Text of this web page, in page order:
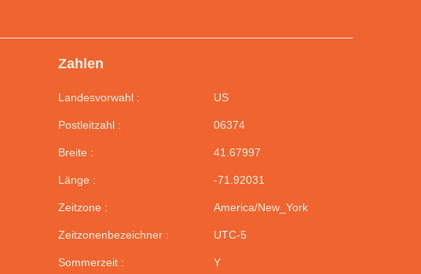
Zahlen
Landesvorwahl : US
Postleitzahl : 06374
Breite : 41.67997
Länge : -71.92031
Zeitzone : America/New_York
Zeitzonenbezeichner : UTC-5
Sommerzeit : Y